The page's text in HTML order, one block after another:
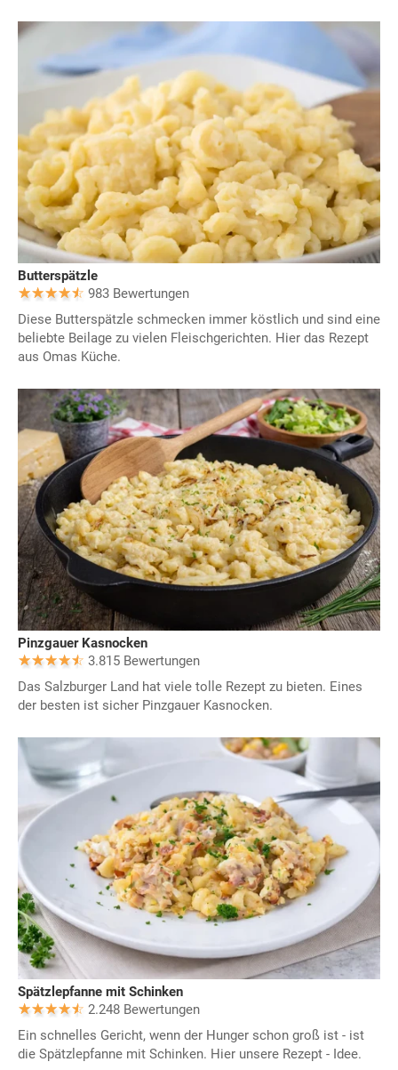
Butterspätzle
983 Bewertungen
Diese Butterspätzle schmecken immer köstlich und sind eine
beliebte Beilage zu vielen Fleischgerichten. Hier das Rezept
aus Omas Küche.
Pinzgauer Kasnocken
3.815 Bewertungen
Das Salzburger Land hat viele tolle Rezept zu bieten. Eines
der besten ist sicher Pinzgauer Kasnocken.
Spätzlepfanne mit Schinken
2.248 Bewertungen
Ein schnelles Gericht, wenn der Hunger schon groß ist - ist
die Spätzlepfanne mit Schinken. Hier unsere Rezept - Idee.